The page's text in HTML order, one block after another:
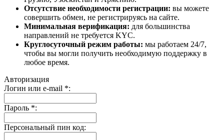
Отсутствие необходимости регистрации: вы можете
совершить обмен, не регистрируясь на сайте.
Минимальная верификация: для большинства
направлений не требуется KYC.
Круглосуточный режим работы: мы работаем 24/7,
чтобы вы могли получить необходимую поддержку в
любое время.
Авторизация
Логин или e-mail *:
Пароль *:
Персональный пин код: